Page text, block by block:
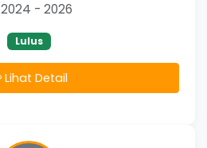
2024 - 2026
Lulus
Lihat Detail